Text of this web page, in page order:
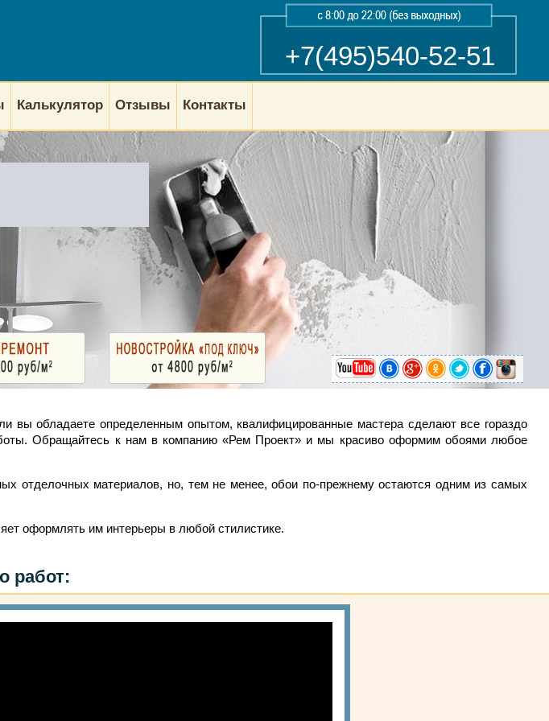
+7(495)540-52-51
Калькулятор Отзывы Контакты
вы обладаете определенным опытом, квалифицированные мастера сделают все гораздо
Обращайтесь к нам в компанию «Рем Проект» и мы красиво оформим обоями любое
отделочных материалов, но, тем не менее, обои по-прежнему остаются одним из самых
оформлять им интерьеры в любой стилистике.
работ: